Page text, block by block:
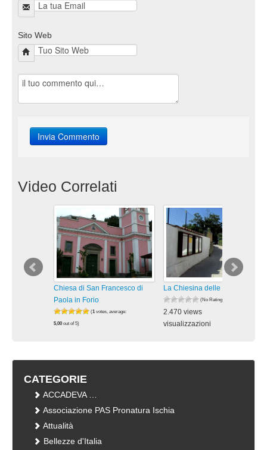
Sito Web
Video Correlati
Chiesa di San Francesco di
Paola in Forio
(1 votes, average:
5,00 out of 5)
La Chiesina delle Rose a Forio
(No Ratings Yet)
2.470 views
visualizzazioni
CATEGORIE
ACCADEVA …
Associazione PAS Pronatura Ischia
Attualità
Bellezze d'Italia